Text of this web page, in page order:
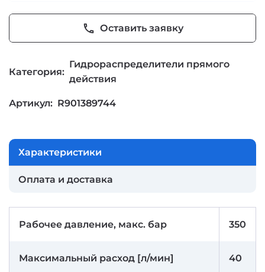
phone Оставить заявку
Категория:
Гидрораспределители прямого
действия
Артикул: R901389744
Характеристики
Оплата и доставка
Рабочее давление, макс. бар 350
Максимальный расход [л/мин] 40